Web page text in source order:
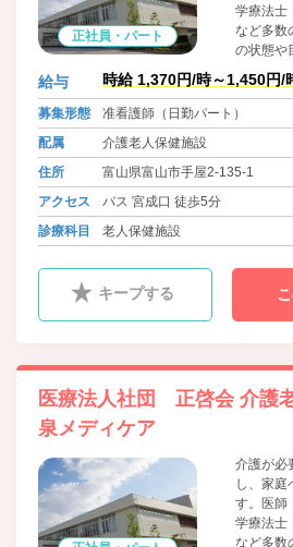
正社員・パート
学療法士
など多数
の状態や
し、日
す。利用
復帰を計
ーと連携
給与 時給 1,370円/時～1,450円/
募集形態
准看護師（日勤パート）
配属
介護老人保健施設
住所
富山県富山市手屋2-135-1
アクセス
バス 宮成口 徒歩5分
診療科目
老人保健施設
キープする
医療法人社団 正啓会 介護
泉メディケア
介護が必
し、家庭
す。医師
学療法士
など多数